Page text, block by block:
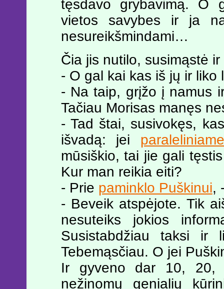
tęsdavo grybavimą. O
vietos savybes ir ja
nesureikšmindami…
Čia jis nutilo, susimąstė
- O gal kai kas iš jų ir
- Na taip, grįžo į namus
Tačiau Morisas manęs
- Tad štai, susivokęs,
išvadą: jei
mūsiškio, tai jie gali
Kur man reikia eiti?
- Prie paminklo Puškinui,
- Beveik atspėjote. Tik
nesuteiks jokios
Susistabdžiau taksi ir
Tebemąsčiau. O jei
Ir gyveno dar 10, 20,
nežinomų genialių